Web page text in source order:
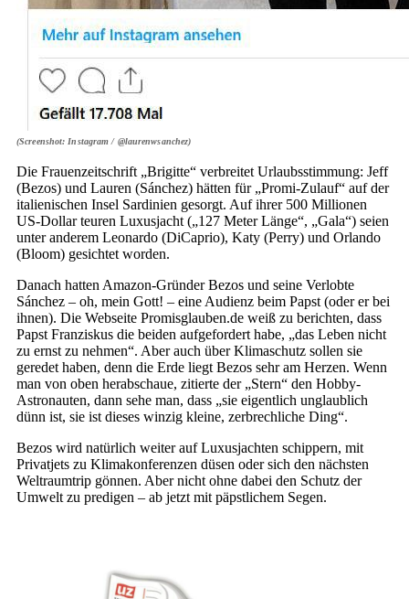
(Screenshot: Instagram / @laurenwsanchez)
Die Frauenzeitschrift „Brigitte“ verbreitet Urlaubsstimmung: Jeff
(Bezos) und Lauren (Sánchez) hätten für „Promi-Zulauf“ auf der
italienischen Insel Sardinien gesorgt. Auf ihrer 500 Millionen
US-Dollar teuren Luxusjacht („127 Meter Länge“, „Gala“) seien
unter anderem Leonardo (DiCaprio), Katy (Perry) und Orlando
(Bloom) gesichtet worden.
Danach hatten Amazon-Gründer Bezos und seine Verlobte
Sánchez – oh, mein Gott! – eine Audienz beim Papst (oder er bei
ihnen). Die Webseite Promisglauben.de weiß zu berichten, dass
Papst Franziskus die beiden aufgefordert habe, „das Leben nicht
zu ernst zu nehmen“. Aber auch über Klimaschutz sollen sie
geredet haben, denn die Erde liegt Bezos sehr am Herzen. Wenn
man von oben herabschaue, zitierte der „Stern“ den Hobby-
Astronauten, dann sehe man, dass „sie eigentlich unglaublich
dünn ist, sie ist dieses winzig kleine, zerbrechliche Ding“.
Bezos wird natürlich weiter auf Luxusjachten schippern, mit
Privatjets zu Klimakonferenzen düsen oder sich den nächsten
Weltraumtrip gönnen. Aber nicht ohne dabei den Schutz der
Umwelt zu predigen – ab jetzt mit päpstlichem Segen.